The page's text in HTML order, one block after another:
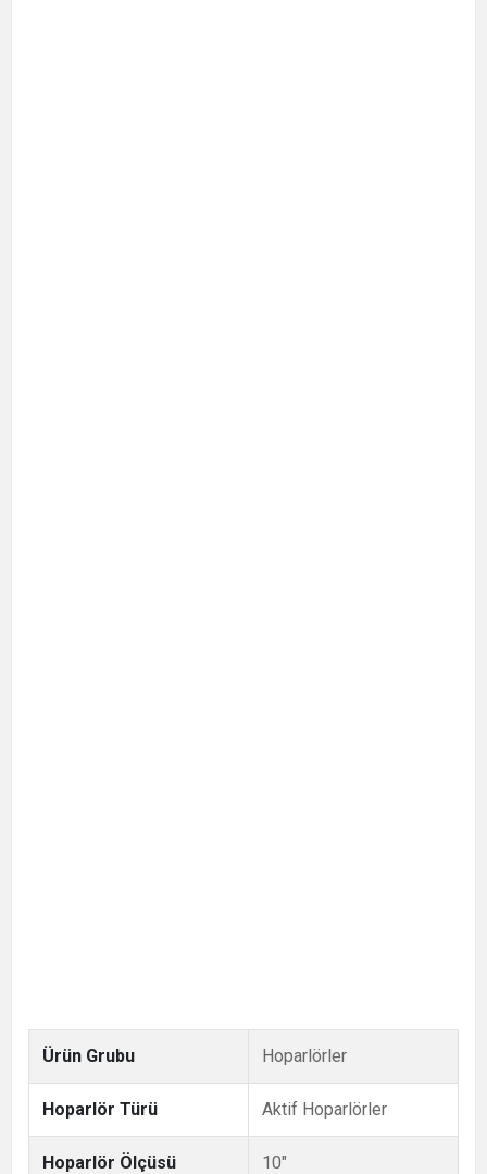
Ürün Grubu Hoparlörler
Hoparlör Türü Aktif Hoparlörler
Hoparlör Ölçüsü 10"